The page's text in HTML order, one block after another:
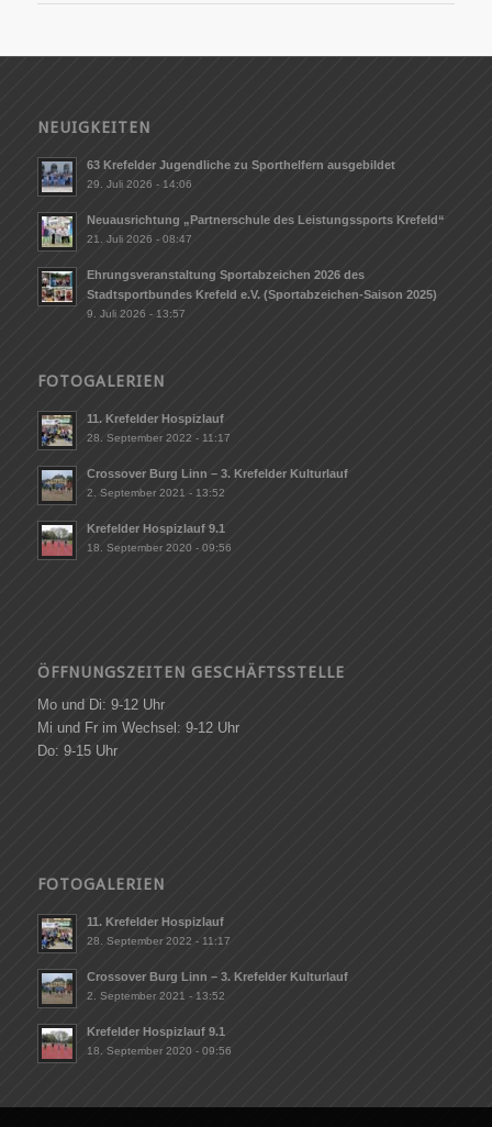
NEUIGKEITEN
63 Krefelder Jugendliche zu Sporthelfern ausgebildet
29. Juli 2026 - 14:06
Neuausrichtung „Partnerschule des Leistungssports Krefeld“
21. Juli 2026 - 08:47
Ehrungsveranstaltung Sportabzeichen 2026 des
Stadtsportbundes Krefeld e.V. (Sportabzeichen-Saison 2025)
9. Juli 2026 - 13:57
FOTOGALERIEN
11. Krefelder Hospizlauf
28. September 2022 - 11:17
Crossover Burg Linn – 3. Krefelder Kulturlauf
2. September 2021 - 13:52
Krefelder Hospizlauf 9.1
18. September 2020 - 09:56
ÖFFNUNGSZEITEN GESCHÄFTSSTELLE
Mo und Di: 9-12 Uhr
Mi und Fr im Wechsel: 9-12 Uhr
Do: 9-15 Uhr
FOTOGALERIEN
11. Krefelder Hospizlauf
28. September 2022 - 11:17
Crossover Burg Linn – 3. Krefelder Kulturlauf
2. September 2021 - 13:52
Krefelder Hospizlauf 9.1
18. September 2020 - 09:56